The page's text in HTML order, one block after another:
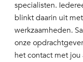
specialisten.
blinkt daarin uit
werkzaamheden.
onze
het contact met